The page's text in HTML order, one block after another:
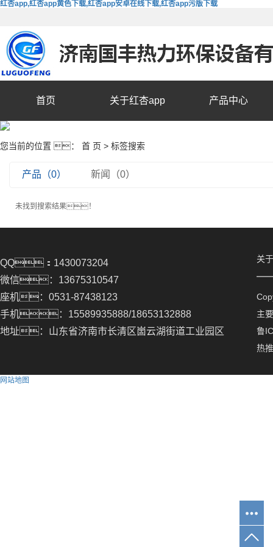
红杏app,红杏app黄色下载,红杏app安卓在线下载,红杏app污版下载
首页 关于红杏app 产品中心
您当前的位置 ： 首 页 > 标签搜索
产品（0） 新闻（0）
未找到搜索结果！
QQ：1430073204
微信：13675310547
座机：0531-87438123
手机：15589935888/18653132888
地址：山东省济南市长清区崮云湖街道工业园区
关
主
鲁
热
网站地图